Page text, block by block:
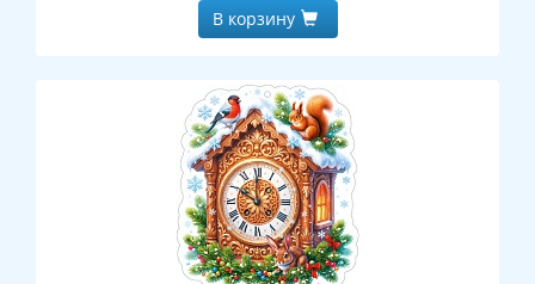
В корзину